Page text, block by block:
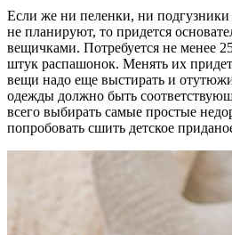
Если же ни пеленки, ни подгузники
не планируют, то придется
вещичками. Потребуется не менее
штук распашонок. Менять их
вещи надо еще выстирать и
одежды должно быть
всего выбирать самые простые
попробовать сшить детское